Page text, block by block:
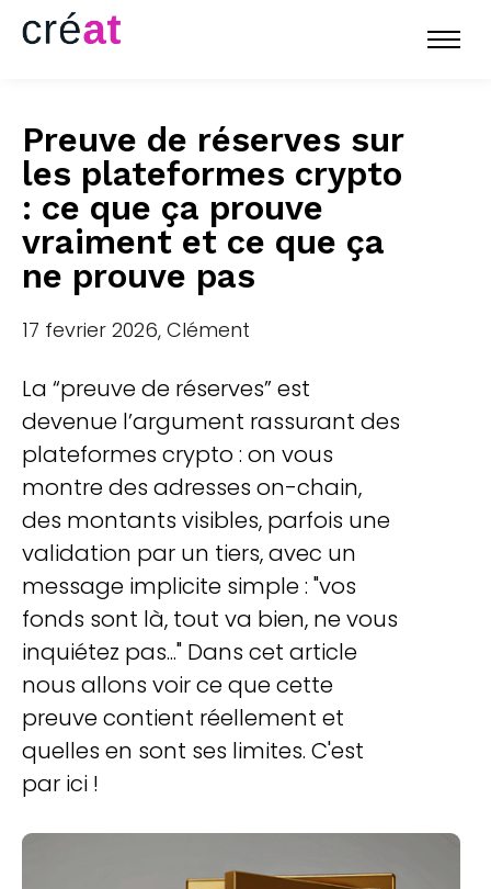
Preuve de réserves sur
les plateformes crypto
: ce que ça prouve
vraiment et ce que ça
ne prouve pas
17 fevrier 2026, Clément
La “preuve de réserves” est
devenue l’argument rassurant des
plateformes crypto : on vous
montre des adresses on-chain,
des montants visibles, parfois une
validation par un tiers, avec un
message implicite simple : "vos
fonds sont là, tout va bien, ne vous
inquiétez pas..." Dans cet article
nous allons voir ce que cette
preuve contient réellement et
quelles en sont ses limites. C'est
par ici !